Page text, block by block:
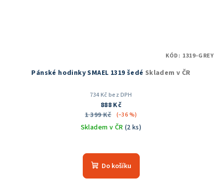
Pánské hodinky SMAEL 1319 šedé Skladem v ČR
734 Kč bez DPH
888 Kč
1 399 Kč
(–36 %)
Skladem v ČR (2 ks)
hodnocení
produktu
Do košíku
KÓD: 1319-GREY